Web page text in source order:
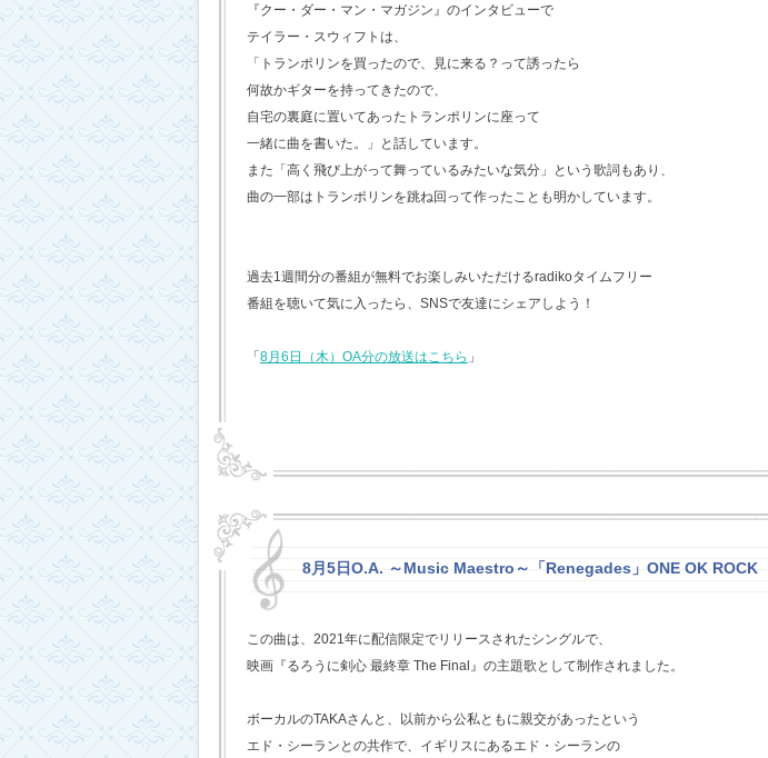
『クー・ダー・マン・マガジン』のインタビューで
テイラー・スウィフトは、
「トランポリンを買ったので、見に来る？って誘ったら
何故かギターを持ってきたので、
自宅の裏庭に置いてあったトランポリンに座って
一緒に曲を書いた。」と話しています。
また「高く飛び上がって舞っているみたいな気分」という歌詞もあり、
曲の一部はトランポリンを跳ね回って作ったことも明かしています。
過去1週間分の番組が無料でお楽しみいただけるradikoタイムフリー
番組を聴いて気に入ったら、SNSで友達にシェアしよう！
「 8月6日（木）OA分の放送はこちら 」
8月5日O.A. ～Music Maestro～「Renegades」ONE OK ROCK
この曲は、2021年に配信限定でリリースされたシングルで、
映画『るろうに剣心 最終章 The Final』の主題歌として制作されました。
ボーカルのTAKAさんと、以前から公私ともに親交があったという
エド・シーランとの共作で、イギリスにあるエド・シーランの